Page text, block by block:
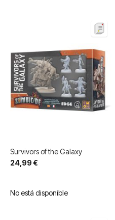
Survivors of the Galaxy
24,99 €
No está disponible